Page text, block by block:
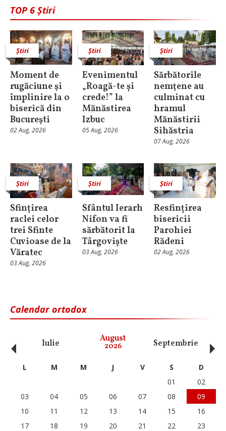
TOP 6 Știri
Știri
Moment de
rugăciune şi
împlinire la o
biserică din
Bucureşti
02 Aug, 2026
Știri
Evenimentul
„Roagă-te și
crede!” la
Mănăstirea
Izbuc
05 Aug, 2026
Știri
Sărbătorile
nemţene au
culminat cu
hramul
Mănăstirii
Sihăstria
07 Aug, 2026
Știri
Sfințirea
raclei celor
trei Sfinte
Cuvioase de la
Văratec
03 Aug, 2026
Știri
Sfântul Ierarh
Nifon va fi
sărbătorit la
Târgoviște
03 Aug, 2026
Știri
Resfințirea
bisericii
Parohiei
Rădeni
02 Aug, 2026
Calendar ortodox
Iulie August
2026 Septembrie
‹ L M M J V S
D
01
02
03
04 05 06 07 08
09
10
11 12 13 14 15
16
17
18 19 20 21 22
23